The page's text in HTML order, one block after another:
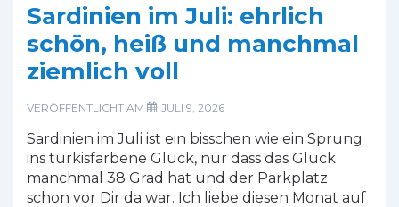
Sardinien im Juli: ehrlich
schön, heiß und manchmal
ziemlich voll
VERÖFFENTLICHT AM JULI 9, 2026
Sardinien im Juli ist ein bisschen wie ein Sprung
ins türkisfarbene Glück, nur dass das Glück
manchmal 38 Grad hat und der Parkplatz
schon vor Dir da war. Ich liebe diesen Monat auf